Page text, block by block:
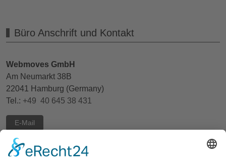
Büro Anschrift und Kontakt
Webmoves GmbH
Am Neumarkt 38B
22041 Hamburg (Germany)
Tel.: +49 40 645 38 431
E-Mail